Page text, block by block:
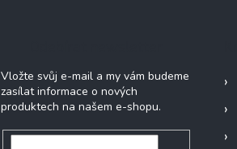
Vložte svůj e-mail a my vám budeme
zasílat informace o nových
produktech na našem e-shopu.